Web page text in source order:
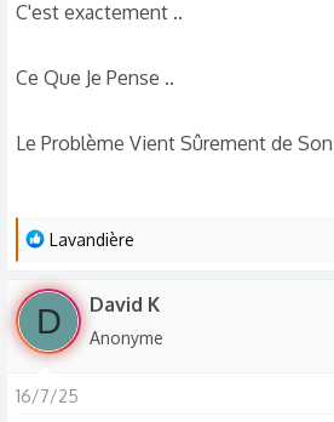
C'est exactement ..
Ce Que Je Pense ..
Le Problème Vient Sûrement de
L
s
é
c
Lavandière
D David K
Anonyme
16/7/25